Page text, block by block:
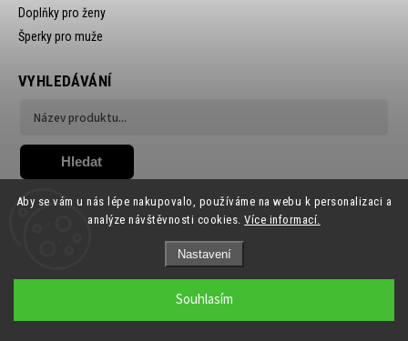
Aby se vám u nás lépe nakupovalo, používáme na webu k personalizaci a
analýze návštěvnosti cookies.Více informací.
Nastavení
Souhlasím
Doplňky pro ženy
Šperky pro muže
VYHLEDÁVÁNÍ
Hledat
Ewena.CZ. Všechna práva vyhrazena.